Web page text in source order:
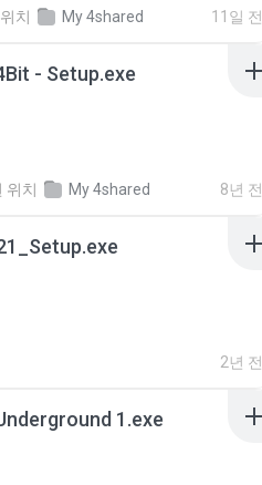
치 My 4shared 11일 전
- Setup.exe
위치 My 4shared 8년 전
2년 전
1.exe